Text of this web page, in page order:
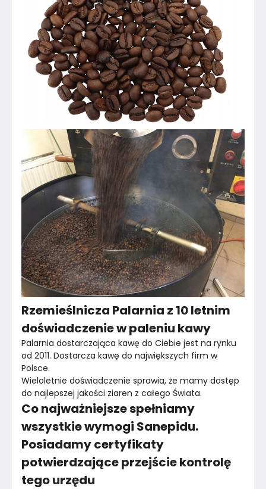
Rzemieślnicza Palarnia z 10 letnim
doświadczenie w paleniu kawy
Palarnia dostarczająca kawę do Ciebie jest na rynku
od 2011. Dostarcza kawę do największych firm w
Polsce.
Wieloletnie doświadczenie sprawia, że mamy dostęp
do najlepszej jakości ziaren z całego Świata.
Co najważniejsze spełniamy
wszystkie wymogi Sanepidu.
Posiadamy certyfikaty
potwierdzające przejście kontrolę
tego urzędu